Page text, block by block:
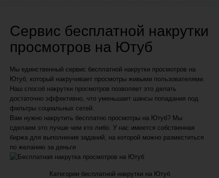
Сервис бесплатной накрутки
просмотров на Ютуб
Мы единственный сервис бесплатной накрутки просмотров на
Ютуб, который накручивает просмотры живыми пользователями.
Наш способ накрутки просмотров позволяет это делать
достаточно эффективно, что уменьшает шансы попадания под
фильтры социальных сетей.
Вам нужно накрутить бесплатно просмотры на Ютуб? Мы
сделаем это лучше чем кто либо. У нас имеется собственная
биржа для выполнения заданий, на которой можно разместиться
по желанию за деньги
Категории бесплатной накрутки на Ютуб